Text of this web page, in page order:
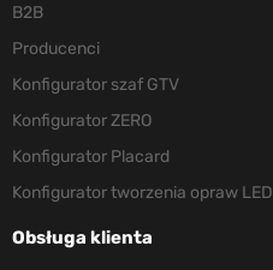
B2B
Producenci
Konfigurator szaf GTV
Konfigurator ZERO
Konfigurator Placard
Konfigurator tworzenia opraw LED
Obsługa klienta